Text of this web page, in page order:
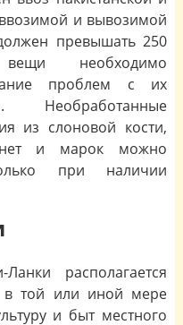
и вывозимой
превышать 250
необходимо
проблем с их
Необработанные
из слоновой кости,
и марок можно
при наличии
располагается
той или иной мере
и быт местного